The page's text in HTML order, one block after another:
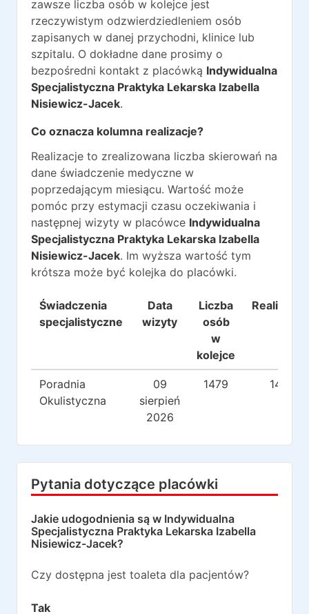
zawsze liczba osób w kolejce jest
rzeczywistym odzwierdziedleniem osób
zapisanych w danej przychodni, klinice lub
szpitalu. O dokładne dane prosimy o
bezpośredni kontakt z placówką Indywidualna
Specjalistyczna Praktyka Lekarska Izabella
Nisiewicz-Jacek.
Co oznacza kolumna realizacje?
Realizacje to zrealizowana liczba skierowań na
dane świadczenie medyczne w
poprzedającym miesiącu. Wartość może
pomóc przy estymacji czasu oczekiwania i
następnej wizyty w placówce Indywidualna
Specjalistyczna Praktyka Lekarska Izabella
Nisiewicz-Jacek. Im wyższa wartość tym
krótsza może być kolejka do placówki.
Świadczenia
specjalistyczne
Data
wizyty
Liczba
osób
w
kolejce
Realizacje
Poradnia
Okulistyczna
09
sierpień
2026
1479 142
Pytania dotyczące placówki
Jakie udogodnienia są w Indywidualna
Specjalistyczna Praktyka Lekarska Izabella
Nisiewicz-Jacek?
Czy dostępna jest toaleta dla pacjentów?
Tak